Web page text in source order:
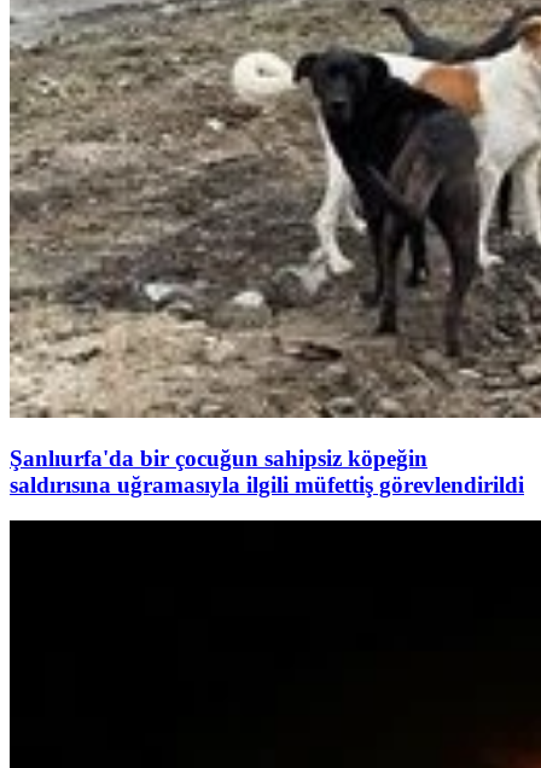
Şanlıurfa'da bir çocuğun sahipsiz köpeğin
saldırısına uğramasıyla ilgili müfettiş görevlendirildi